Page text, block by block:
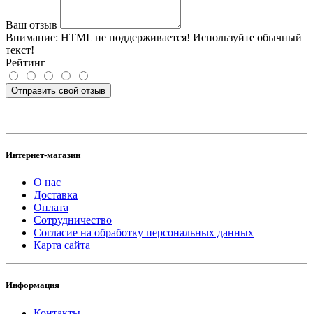
Ваш отзыв
Внимание: HTML не поддерживается! Используйте обычный
текст!
Рейтинг
Отправить свой отзыв
Интернет-магазин
О нас
Доставка
Оплата
Сотрудничество
Согласие на обработку персональных данных
Карта сайта
Информация